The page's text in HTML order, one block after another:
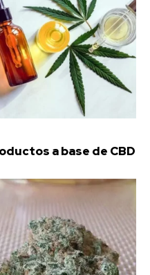
a base de CBD